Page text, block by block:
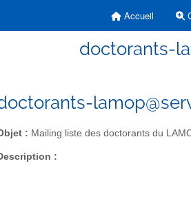
Accueil
doctorants-
: Mailing liste des doctorants du
: